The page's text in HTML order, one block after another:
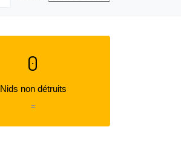
0
Nids non détruits
=